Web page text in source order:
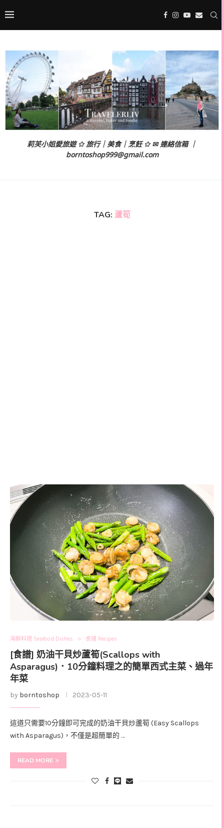
莉芙小姐愛旅遊 ✩ 旅行｜美食｜烹飪 ✩ ✉ 連絡信箱 ｜
borntoshop999@gmail.com
TAG: 蘆筍
海鮮料理 Seafood Dishes 食譜 Recipes
[食譜] 奶油干貝炒蘆筍(Scallops with
Asparagus)．10分鐘料理之的簡單西式主菜、過年
年菜
by borntoshop 2023-05-11
這道只需要10分鐘即可完成的奶油干貝炒蘆筍 (Easy Scallops
with Asparagus)，不僅是超簡單的 …
READ MORE